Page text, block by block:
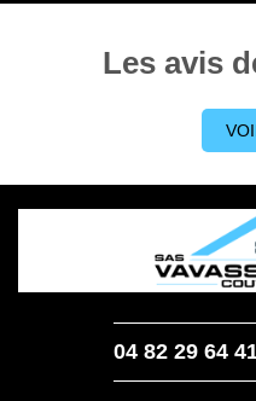
Les avis
04 82 29 64